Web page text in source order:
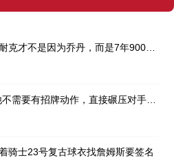
骑士23号复古球衣找詹姆斯要签名